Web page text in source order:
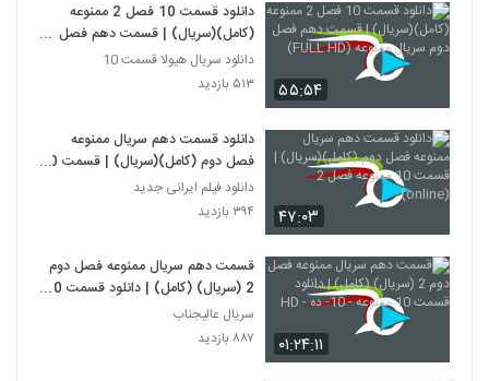
۵۵:۵۴
دانلود قسمت 10 فصل 2 ممنوعه
(کامل)(سریال) | قسمت دهم فصل
دوم سریال ممنوعه (FULL HD)
دانلود سریال هیولا قسمت 10
۵۱۳ بازدید
۴۷:۰۳
دانلود قسمت دهم سریال ممنوعه
فصل دوم (کامل)(سریال) | قسمت 10
ممنوعه فصل 2 (online)
دانلود فیلم ایرانی جدید
۳۹۴ بازدید
۰۱:۲۴:۱۱
قسمت دهم سریال ممنوعه فصل دوم
2 (سریال) (کامل) | دانلود قسمت 10
ممنوعه - 10- ده - HD
سریال عالیجناب
۸۸۷ بازدید